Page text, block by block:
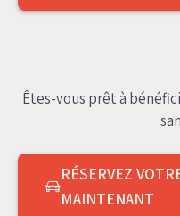
Êtes-vous prêt à
RÉSERVEZ
MAINTENANT